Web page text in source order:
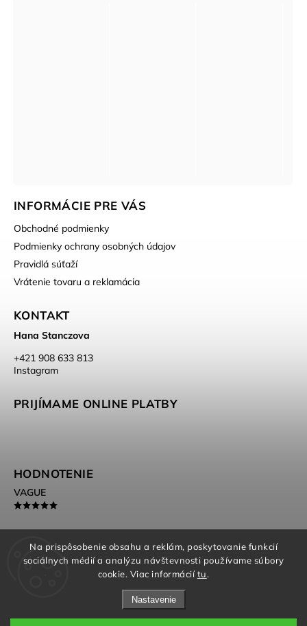
Na prispôsobenie obsahu a reklám, poskytovanie funkcií
sociálnych médií a analýzu návštevnosti používame súbory
cookie. Viac informáciítu.
Nastavenie
INFORMÁCIE PRE VÁS
Obchodné podmienky
Podmienky ochrany osobných údajov
Pravidlá súťaží
Vrátenie tovaru a reklamácia
KONTAKT
Hana Stanczova
‭+421 908 633 813‬
Instagram
PRIJÍMAME ONLINE PLATBY
HODNOTENIE
VAGUE
Beautimess.cz